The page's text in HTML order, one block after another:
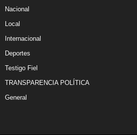
Nacional
Local
Internacional
Deportes
Testigo Fiel
TRANSPARENCIA POLÍTICA
General